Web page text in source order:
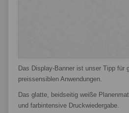
Das Display-Banner ist unser Tipp für
preissensiblen Anwendungen.
Das glatte, beidseitig weiße
und farbintensive Druckwiedergabe.